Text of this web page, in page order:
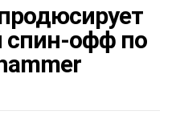
офф по